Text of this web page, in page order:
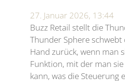
27. Januar 2026, 13:44
Buzz Retail stellt die
Thunder Sphere
Hand zurück, wenn man
Funktion, mit der man
kann, was die